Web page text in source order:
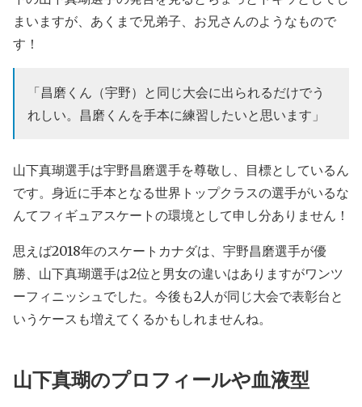
まいますが、あくまで兄弟子、お兄さんのようなもので
す！
「昌磨くん（宇野）と同じ大会に出られるだけでう
れしい。昌磨くんを手本に練習したいと思います」
山下真瑚選手は宇野昌磨選手を尊敬し、目標としているん
です。身近に手本となる世界トップクラスの選手がいるな
んてフィギュアスケートの環境として申し分ありません！
思えば2018年のスケートカナダは、宇野昌磨選手が優
勝、山下真瑚選手は2位と男女の違いはありますがワンツ
ーフィニッシュでした。今後も2人が同じ大会で表彰台と
いうケースも増えてくるかもしれませんね。
山下真瑚のプロフィールや血液型